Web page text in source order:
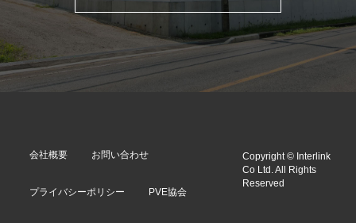
会社概要 お問い合わせ
プライバシーポリシー PVE協会
Copyright © Interlink
Co Ltd. All Rights
Reserved